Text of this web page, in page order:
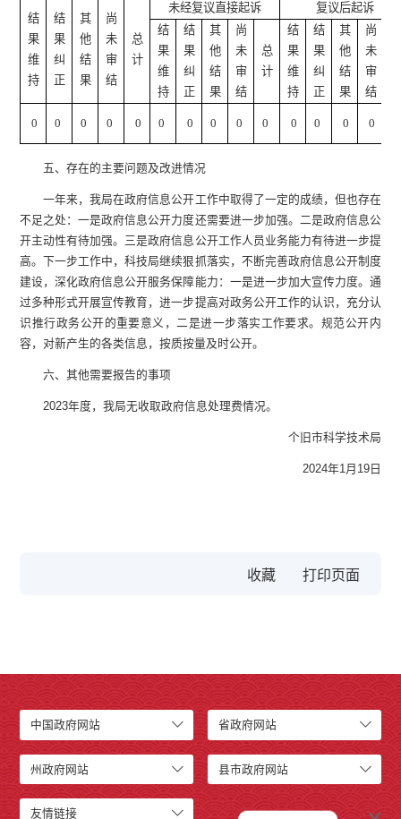
结
果
维
持
结
果
纠
正
其
他
结
果
尚
未
审
结
总
计
未经复议直接起诉
复议后起诉
结
果
维
持
结
果
纠
正
其
他
结
果
尚
未
审
结
总
计
结
果
维
持
结
果
纠
正
其
他
结
果
尚
未
审
结
0 0 0 0 0 0 0 0 0 0 0 0 0 0
五、存在的主要问题及改进情况
一年来，我局在政府信息公开工作中取得了一定的成绩，但也存在
不足之处：一是政府信息公开力度还需要进一步加强。二是政府信息公
开主动性有待加强。三是政府信息公开工作人员业务能力有待进一步提
高。下一步工作中，科技局继续狠抓落实，不断完善政府信息公开制度
建设，深化政府信息公开服务保障能力：一是进一步加大宣传力度。通
过多种形式开展宣传教育，进一步提高对政务公开工作的认识，充分认
识推行政务公开的重要意义，二是进一步落实工作要求。规范公开内
容，对新产生的各类信息，按质按量及时公开。
六、其他需要报告的事项
2023年度，我局无收取政府信息处理费情况。
个旧市科学技术局
2024年1月19日
收藏
中国政府网站 省政府网站
州政府网站 县市政府网站
友情链接